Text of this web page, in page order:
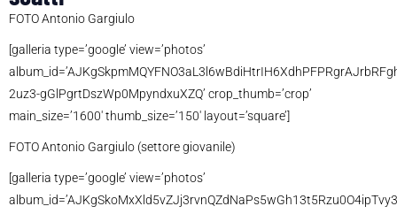
FOTO Antonio Gargiulo
[galleria type=’google’ view=’photos’
2uz3-gGlPgrtDszWp0MpyndxuXZQ’ crop_thumb=’crop’
main_size=’1600′ thumb_size=’150′ layout=’square’]
FOTO Antonio Gargiulo (settore giovanile)
[galleria type=’google’ view=’photos’